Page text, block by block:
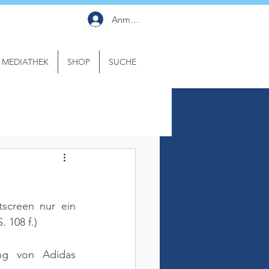
Anmelden
MEDIATHEK SHOP SUCHE
nur ein
108 f.)
von Adidas